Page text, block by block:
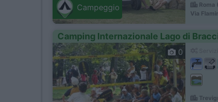
Campeggio
Roma
Via
Camping Internazionale Lago di
0